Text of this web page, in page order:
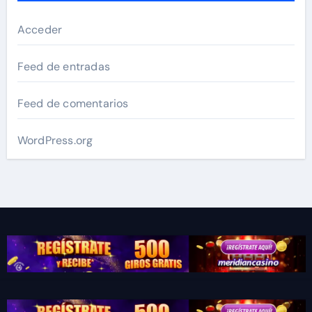
Acceder
Feed de entradas
Feed de comentarios
WordPress.org